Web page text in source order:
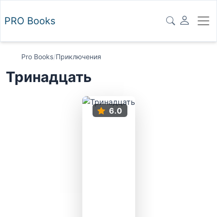
PRO Books
Pro Books/Приключения
Тринадцать
6.0